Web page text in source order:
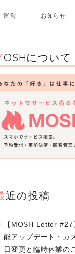
運営 お知らせ
MOSHについて
最近の投稿
【MOSH Letter
能アップデート・カ
日変更と臨時休業の